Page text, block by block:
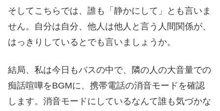
そしてこちらでは、誰も「静かにして」とも言いま
せん。自分は自分、他人は他人と言う人間関係が、
はっきりしているとでも言いましょうか。
結局、私は今日もバスの中で、隣の人の大音量での
痴話喧嘩をBGMに、携帯電話の消音モードを確認
します。消音モードにしているなんて誰も気づかな